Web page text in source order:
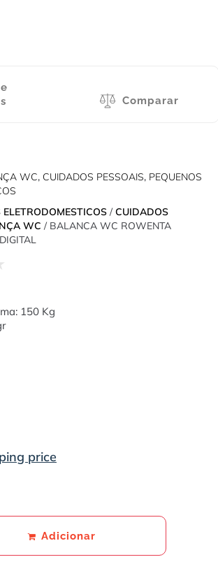
Comparar
WC, CUIDADOS PESSOAIS, PEQUENOS
ELETRODOMESTICOS / CUIDADOS
WC / BALANCA WC ROWENTA
150 Kg
price
Adicionar